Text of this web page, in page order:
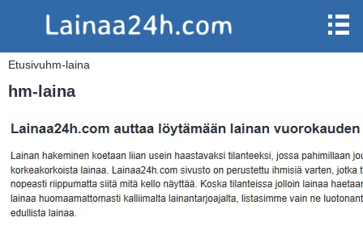
Etusivuhm-laina
hm-laina